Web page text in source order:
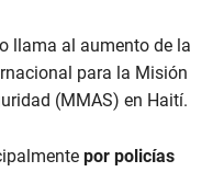
llama al aumento de la
para la Misión
(MMAS) en Haití.
por policías